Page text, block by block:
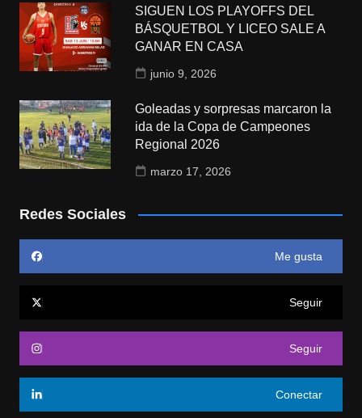
SIGUEN LOS PLAYOFFS DEL
BÁSQUETBOL Y LICEO SALE A
GANAR EN CASA
junio 9, 2026
Goleadas y sorpresas marcaron la
ida de la Copa de Campeones
Regional 2026
marzo 17, 2026
Redes Sociales
Me gusta
Seguir
Seguir
Conectar